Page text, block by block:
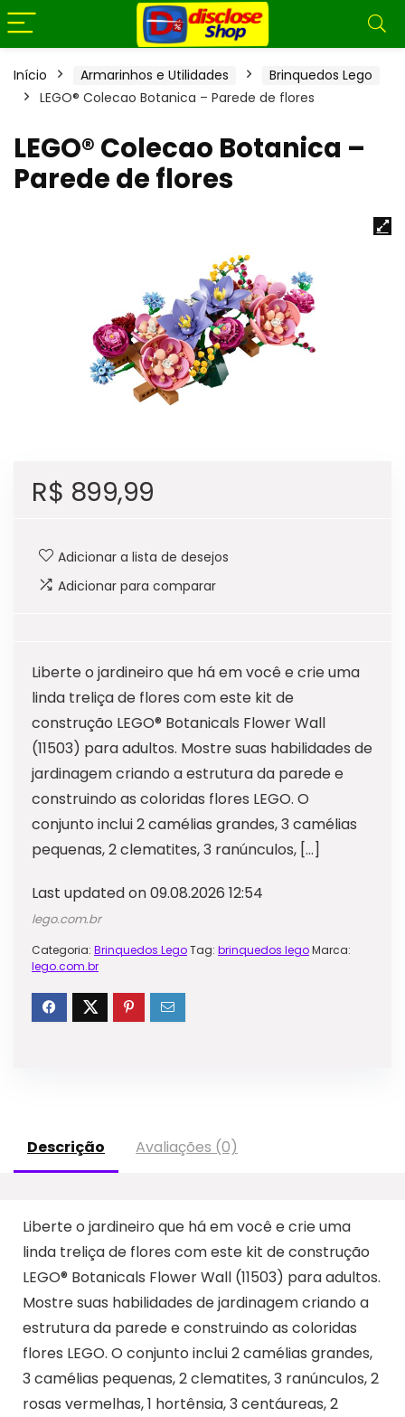
Início Armarinhos e Utilidades
Brinquedos Lego
LEGO® Colecao Botanica – Parede de flores
LEGO® Colecao Botanica –
Parede de flores
R$ 899,99
Adicionar a lista de desejos
Adicionar para comparar
Liberte o jardineiro que há em você e crie uma
linda treliça de flores com este kit de
construção LEGO® Botanicals Flower Wall
(11503) para adultos. Mostre suas habilidades de
jardinagem criando a estrutura da parede e
construindo as coloridas flores LEGO. O
conjunto inclui 2 camélias grandes, 3 camélias
pequenas, 2 clematites, 3 ranúnculos, […]
Last updated on 09.08.2026 12:54
lego.com.br
Categoria: Brinquedos LegoTag: brinquedos legoMarca:
lego.com.br
Descrição Avaliações (0)
Liberte o jardineiro que há em você e crie uma
linda treliça de flores com este kit de construção
LEGO® Botanicals Flower Wall (11503) para adultos.
Mostre suas habilidades de jardinagem criando a
estrutura da parede e construindo as coloridas
flores LEGO. O conjunto inclui 2 camélias grandes,
3 camélias pequenas, 2 clematites, 3 ranúnculos, 2
rosas vermelhas, 1 hortênsia, 3 centáureas, 2